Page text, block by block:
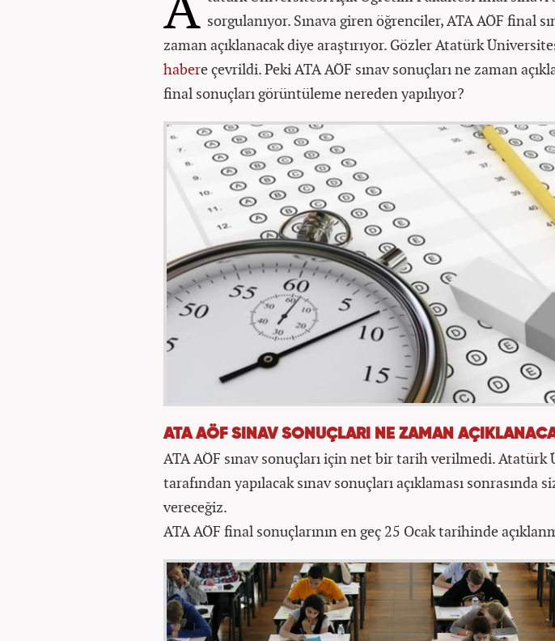
sorgulanıyor. Sınava giren öğrenciler, ATA AÖF final
zaman açıklanacak diye araştırıyor. Gözler Atatürk
habere çevrildi. Peki ATA AÖF sınav sonuçları ne zaman
final sonuçları görüntüleme nereden yapılıyor?
ATA AÖF SINAV SONUÇLARI NE ZAMAN
ATA AÖF sınav sonuçları için net bir tarih verilmedi. Atatürk
tarafından yapılacak sınav sonuçları açıklaması sonrasında
vereceğiz.
ATA AÖF final sonuçlarının en geç 25 Ocak tarihinde